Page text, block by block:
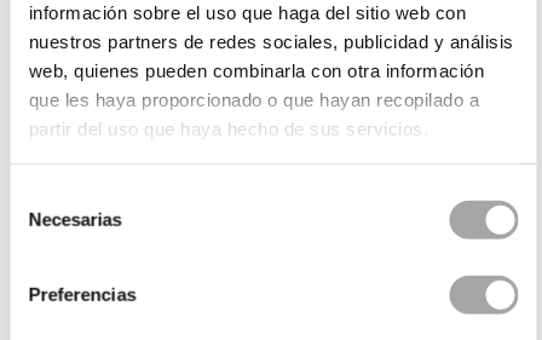
información sobre el uso que haga del sitio web con
nuestros partners de redes sociales, publicidad y análisis
web, quienes pueden combinarla con otra información
que les haya proporcionado o que hayan recopilado a
partir del uso que haya hecho de sus servicios.
Necesarias
Preferencias